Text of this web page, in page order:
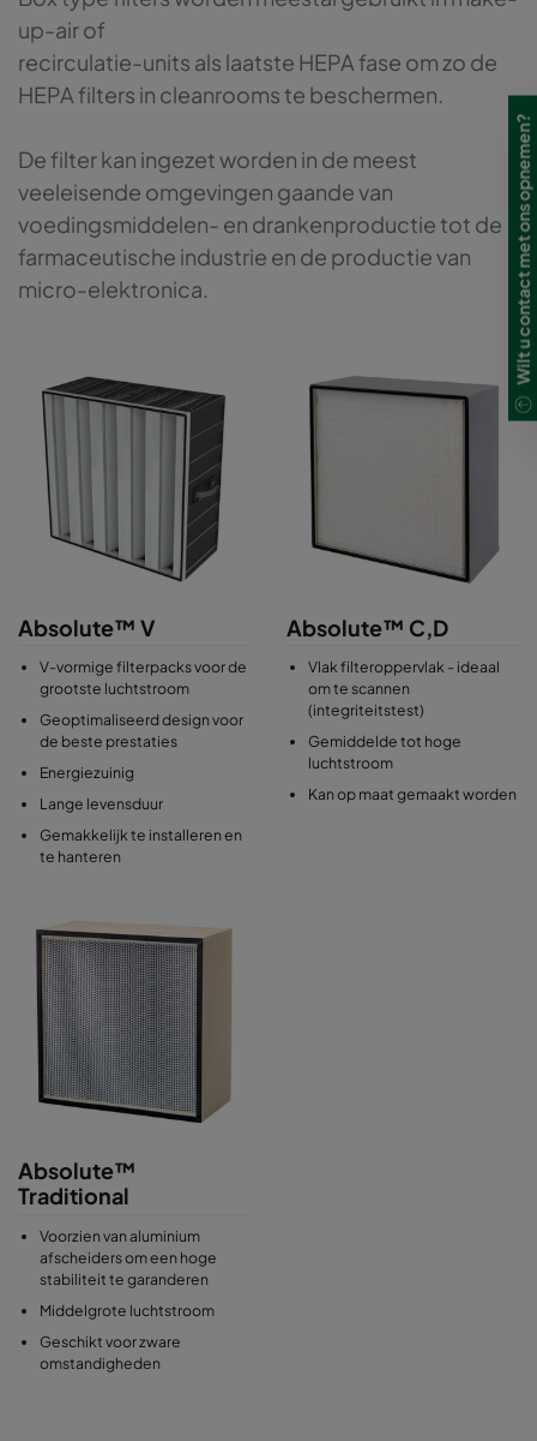
up-air of
recirculatie-units als laatste HEPA fase om zo de
HEPA filters in cleanrooms te beschermen.
De filter kan ingezet worden in de meest
veeleisende omgevingen gaande van
voedingsmiddelen- en drankenproductie tot de
farmaceutische industrie en de productie van
micro-elektronica.
Absolute™ V
V-vormige filterpacks voor de
grootste luchtstroom
Geoptimaliseerd design voor
de beste prestaties
Energiezuinig
Lange levensduur
Gemakkelijk te installeren en
te hanteren
Absolute™ C,D
Vlak filteroppervlak - ideaal
om te scannen
(integriteitstest)
Gemiddelde tot hoge
luchtstroom
Kan op maat gemaakt worden
Absolute™
Traditional
Voorzien van aluminium
afscheiders om een hoge
stabiliteit te garanderen
Middelgrote luchtstroom
Geschikt voor zware
omstandigheden
Wilt u contact met ons opnemen?